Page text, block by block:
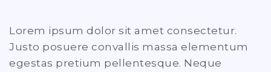
Lorem ipsum dolor sit amet consectetur.
Justo posuere convallis massa elementum
egestas pretium pellentesque. Neque